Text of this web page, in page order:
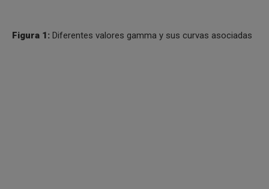
Figura 1: Diferentes valores gamma y sus curvas asociadas